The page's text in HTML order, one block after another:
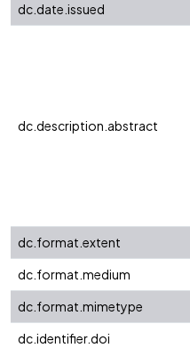
dc.date.issued
dc.description.abstract
dc.format.extent
dc.format.medium
dc.format.mimetype
dc.identifier.doi